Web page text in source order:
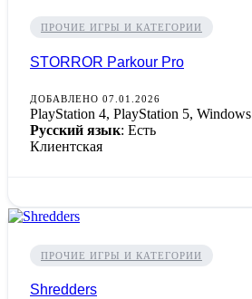
ПРОЧИЕ ИГРЫ И КАТЕГОРИИ
STORROR Parkour Pro
ДОБАВЛЕНО 07.01.2026
PlayStation 4, PlayStation 5, Windows
Русский язык: Есть
Клиентская
ПРОЧИЕ ИГРЫ И КАТЕГОРИИ
Shredders